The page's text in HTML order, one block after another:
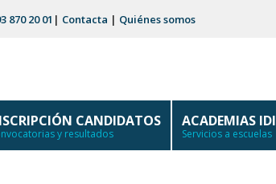
870 20 01 | Contacta | Quiénes somos
CANDIDATOS
y resultados
ACADEMIAS
Servicios a escuelas